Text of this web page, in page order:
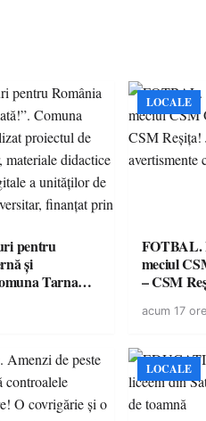
pentru
și
Tarna
materiale
prin
LOCALE
FOTBAL.
meciul
– CSM
suporteri
acum 17 ore
LOCALE